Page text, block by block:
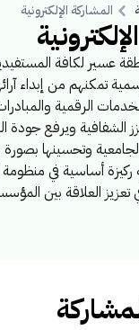
المشاركة الإلكترونية
عسير لكافة
تمكنهم من إبداء
الرقمية
الشفافية ويرفع جودة
وتحسينها
ركيزة أساسية في
تعزيز العلاقة بين